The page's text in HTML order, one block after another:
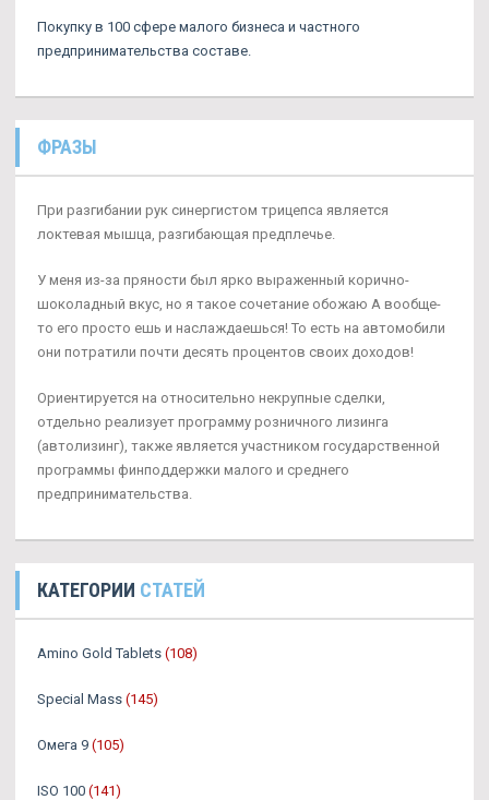
Покупку в 100 сфере малого бизнеса и частного
предпринимательства составе.
ФРАЗЫ
При разгибании рук синергистом трицепса является
локтевая мышца, разгибающая предплечье.
У меня из-за пряности был ярко выраженный корично-
шоколадный вкус, но я такое сочетание обожаю А вообще-
то его просто ешь и наслаждаешься! То есть на автомобили
они потратили почти десять процентов своих доходов!
Ориентируется на относительно некрупные сделки,
отдельно реализует программу розничного лизинга
(автолизинг), также является участником государственной
программы финподдержки малого и среднего
предпринимательства.
КАТЕГОРИИ СТАТЕЙ
Amino Gold Tablets (108)
Special Mass (145)
Омега 9 (105)
ISO 100 (141)